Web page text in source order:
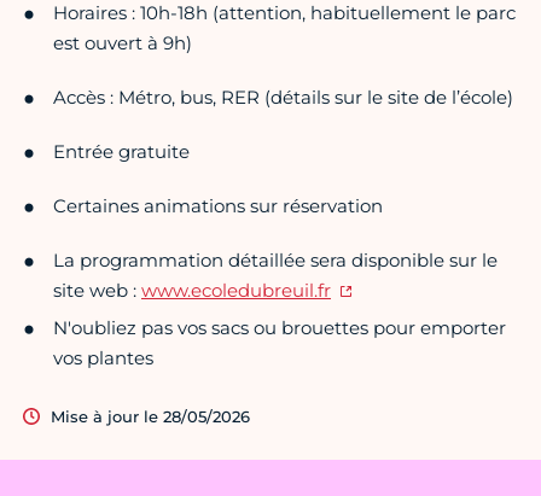
Horaires : 10h-18h (attention, habituellement le parc
est ouvert à 9h)
Accès : Métro, bus, RER (détails sur le site de l’école)
Entrée gratuite
Certaines animations sur réservation
La programmation détaillée sera disponible sur le
site web : www.ecoledubreuil.fr
N'oubliez pas vos sacs ou brouettes pour emporter
vos plantes
Mise à jour le 28/05/2026